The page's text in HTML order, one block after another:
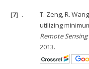
[7] .
T. Zeng, R.
utilizing
Remote
2013.